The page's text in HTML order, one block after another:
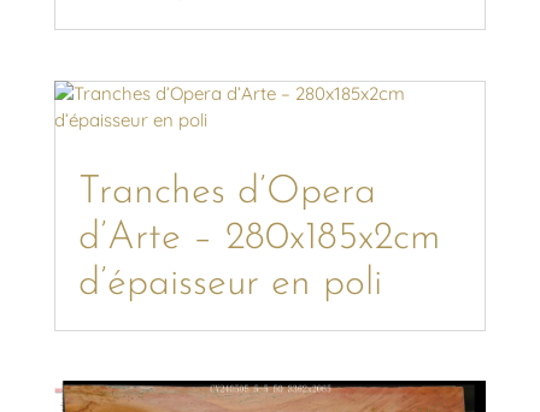
Tranches d’Opera
d’Arte – 280x185x2cm
d’épaisseur en poli